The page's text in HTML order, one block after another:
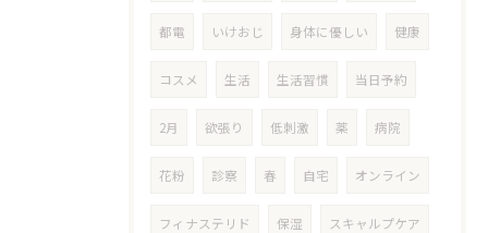
都電 いけおじ 身体に優しい 健康
コスメ 生活 生活習慣 当日予約
2月 欲張り 低刺激 薬 病院
花粉 診察 春 自宅 オンライン
フィナステリド 保湿 スキャルプケア